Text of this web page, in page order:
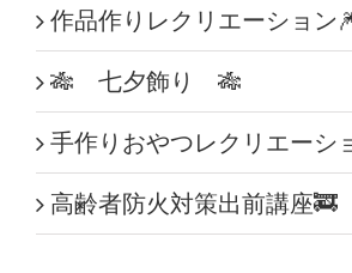
作品作りレクリエーション
🎋 七夕飾り 🎋
手作りおやつレクリエーシ
高齢者防火対策出前講座🚒